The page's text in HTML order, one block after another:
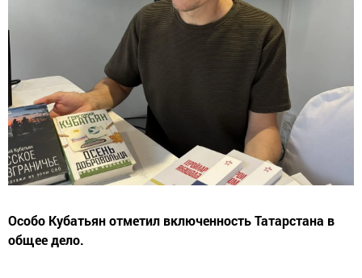
Особо Кубатьян отметил включенность Татарстана в
общее дело.